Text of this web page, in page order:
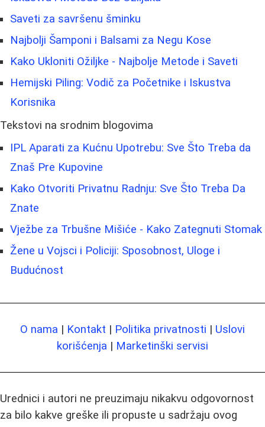
Saveti za savršenu šminku
Najbolji Šamponi i Balsami za Negu Kose
Kako Ukloniti Ožiljke - Najbolje Metode i Saveti
Hemijski Piling: Vodič za Početnike i Iskustva
Korisnika
Tekstovi na srodnim blogovima
IPL Aparati za Kućnu Upotrebu: Sve Što Treba da
Znaš Pre Kupovine
Kako Otvoriti Privatnu Radnju: Sve Što Treba Da
Znate
Vježbe za Trbušne Mišiće - Kako Zategnuti Stomak
Žene u Vojsci i Policiji: Sposobnost, Uloge i
Budućnost
O nama | Kontakt | Politika privatnosti | Uslovi
korišćenja | Marketinški servisi
Urednici i autori ne preuzimaju nikakvu odgovornost
za bilo kakve greške ili propuste u sadržaju ovog